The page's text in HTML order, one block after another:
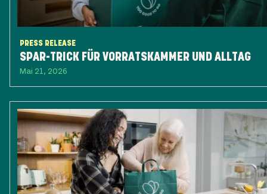
PRESS RELEASE
SPAR-TRICK FÜR VORRATSKAMMER UND ALLTAG
Mai 21, 2026